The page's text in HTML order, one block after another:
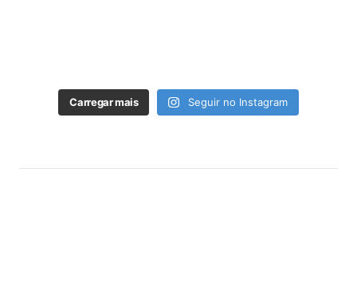
Carregar mais Seguir no Instagram